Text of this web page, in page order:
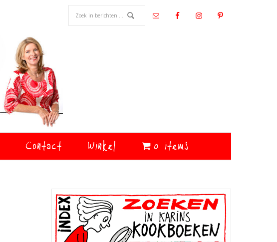
Contact Winkel 0 items
Primaire
Sidebar